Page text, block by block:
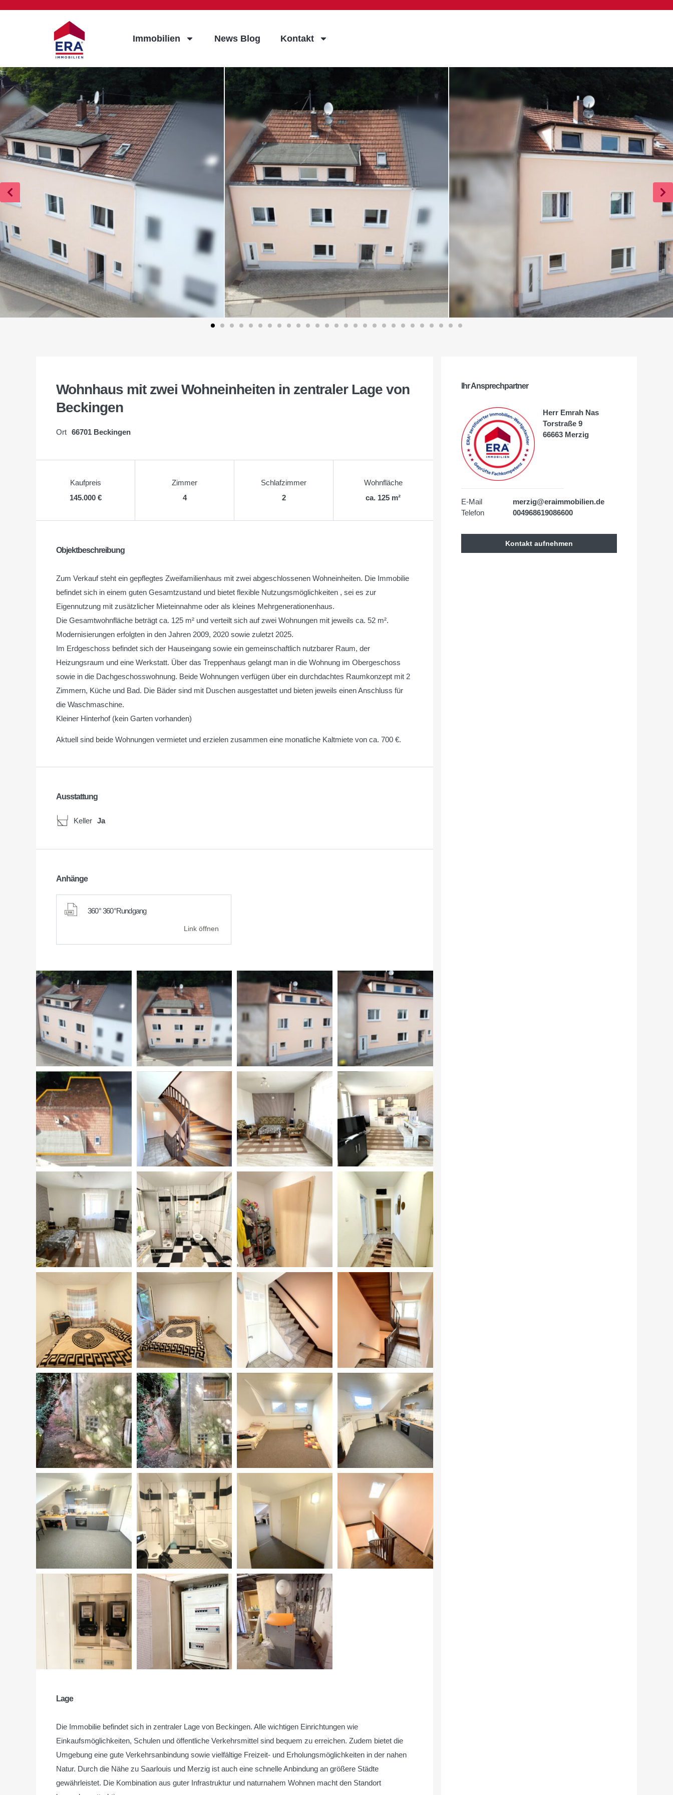
Immobilien News Blog Kontakt
Wohnhaus mit zwei Wohneinheiten in zentraler Lage von
Beckingen
Ort 66701 Beckingen
Kaufpreis
145.000 €
Zimmer
4
Schlafzimmer
2
Wohnfläche
ca. 125 m²
Objektbeschreibung
Zum Verkauf steht ein gepflegtes Zweifamilienhaus mit zwei abgeschlossenen Wohneinheiten. Die Immobilie
befindet sich in einem guten Gesamtzustand und bietet flexible Nutzungsmöglichkeiten , sei es zur
Eigennutzung mit zusätzlicher Mieteinnahme oder als kleines Mehrgenerationenhaus.
Die Gesamtwohnfläche beträgt ca. 125 m² und verteilt sich auf zwei Wohnungen mit jeweils ca. 52 m².
Modernisierungen erfolgten in den Jahren 2009, 2020 sowie zuletzt 2025.
Im Erdgeschoss befindet sich der Hauseingang sowie ein gemeinschaftlich nutzbarer Raum, der
Heizungsraum und eine Werkstatt. Über das Treppenhaus gelangt man in die Wohnung im Obergeschoss
sowie in die Dachgeschosswohnung. Beide Wohnungen verfügen über ein durchdachtes Raumkonzept mit 2
Zimmern, Küche und Bad. Die Bäder sind mit Duschen ausgestattet und bieten jeweils einen Anschluss für
die Waschmaschine.
Kleiner Hinterhof (kein Garten vorhanden)
Aktuell sind beide Wohnungen vermietet und erzielen zusammen eine monatliche Kaltmiete von ca. 700 €.
Ausstattung
Keller Ja
Anhänge
360° 360°Rundgang
Link öffnen
Lage
Die Immobilie befindet sich in zentraler Lage von Beckingen. Alle wichtigen Einrichtungen wie
Einkaufsmöglichkeiten, Schulen und öffentliche Verkehrsmittel sind bequem zu erreichen. Zudem bietet die
Umgebung eine gute Verkehrsanbindung sowie vielfältige Freizeit- und Erholungsmöglichkeiten in der nahen
Natur. Durch die Nähe zu Saarlouis und Merzig ist auch eine schnelle Anbindung an größere Städte
gewährleistet. Die Kombination aus guter Infrastruktur und naturnahem Wohnen macht den Standort
Ihr Ansprechpartner
Herr Emrah Nas
Torstraße 9
66663 Merzig
E-Mail
merzig@eraimmobilien.de
Telefon
004968619086600
Kontakt aufnehmen